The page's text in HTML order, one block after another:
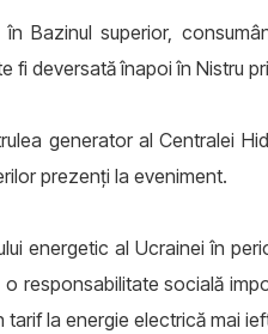
Bazinul superior,
fi deversată înapoi în Nistru
generator al Centralei
prezenți la eveniment.
energetic al Ucrainei în
responsabilitate socială
la energie electrică mai